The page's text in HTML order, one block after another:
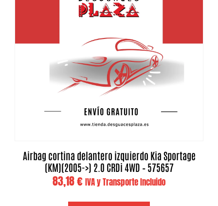
Airbag cortina delantero izquierdo Kia Sportage
(KM)(2005->) 2.0 CRDi 4WD – 575657
83,18€ IVA y Transporte Incluido